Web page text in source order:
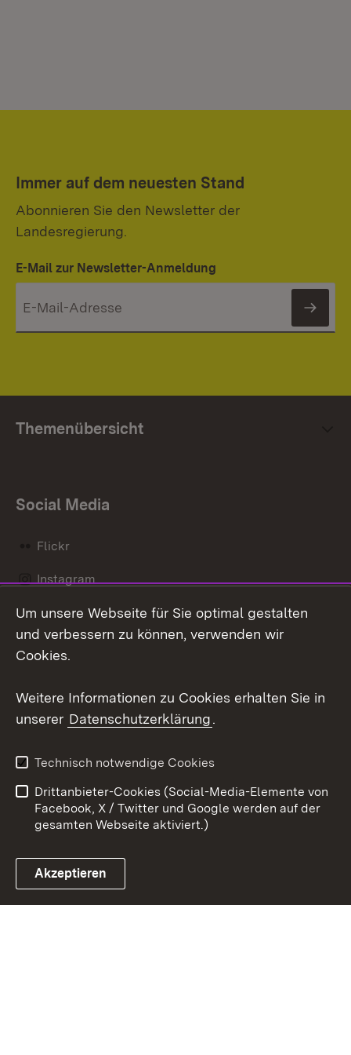
Immer auf dem neuesten Stand
Abonnieren Sie den Newsletter der
Landesregierung.
E-Mail zur Newsletter-Anmeldung
Themenübersicht
Social Media
Flickr
Instagram
Social Wall
Link zum Landesportal
Barrierefreiheit
Benutzungshinweise
Impressum
Cookies
Um unsere Webseite für Sie optimal gestalten
und verbessern zu können, verwenden wir
Cookies.
Weitere Informationen zu Cookies erhalten Sie in
unserer Datenschutzerklärung.
Technisch notwendige Cookies
Drittanbieter-Cookies (Social-Media-Elemente von
Facebook, X / Twitter und Google werden auf der
gesamten Webseite aktiviert.)
Akzeptieren